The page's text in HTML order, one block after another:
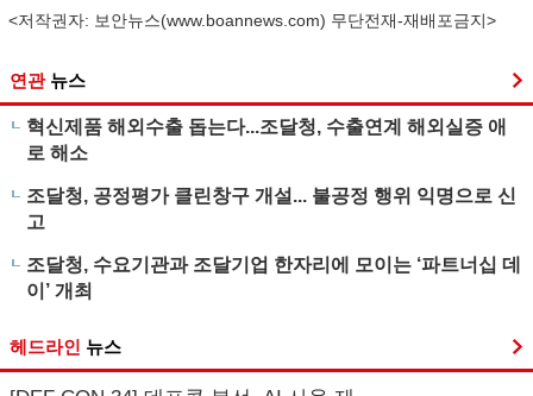
<저작권자: 보안뉴스(www.boannews.com) 무단전재-재배포금지>
연관 뉴스
혁신제품 해외수출 돕는다...조달청, 수출연계 해외실증 애
로 해소
조달청, 공정평가 클린창구 개설... 불공정 행위 익명으로 신
고
조달청, 수요기관과 조달기업 한자리에 모이는 ‘파트너십 데
이’ 개최
헤드라인 뉴스